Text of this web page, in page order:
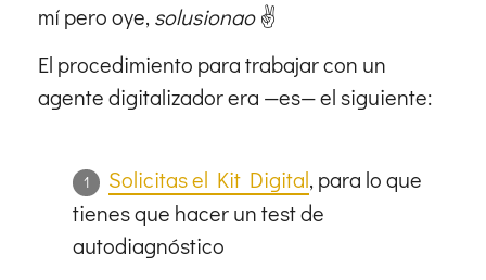
mí pero oye, solusionao✌️
El procedimiento para trabajar con un
agente digitalizador era —es— el siguiente:
Solicitas el Kit Digital, para lo que
tienes que hacer un test de
autodiagnóstico